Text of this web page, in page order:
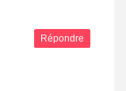
Répondre